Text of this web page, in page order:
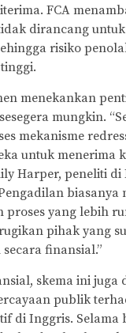
FCA
dirancang
risiko
menekankan
mungkin.
mekanisme
untuk menerima
Harper, peneliti
proses yang lebih
pihak yang
finansial.”
skema ini
publik
di Inggris. Selama